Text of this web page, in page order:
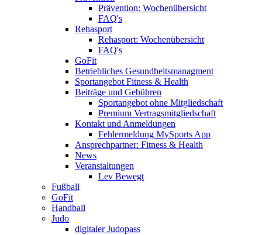
Prävention: Wochenübersicht
FAQ's
Rehasport
Rehasport: Wochenübersicht
FAQ's
GoFit
Betriebliches Gesundheitsmanagment
Sportangebot Fitness & Health
Beiträge und Gebühren
Sportangebot ohne Mitgliedschaft
Premium Vertragsmitgliedschaft
Kontakt und Anmeldungen
Fehlermeldung MySports App
Ansprechpartner: Fitness & Health
News
Veranstaltungen
Lev Bewegt
Fußball
GoFit
Handball
Judo
digitaler Judopass